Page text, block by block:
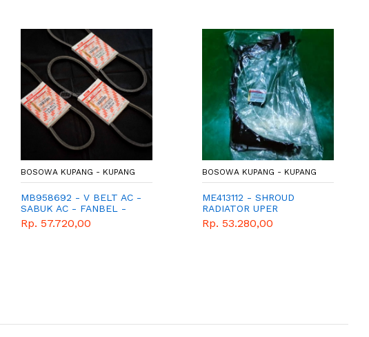
BOSOWA KUPANG - KUPANG
MB958692 - V BELT AC -
SABUK AC - FANBEL -
SPAREPART - MITSUBISHI
- PAJERO - TRITON
Rp. 57.720,00
BOSOWA KUPANG - KUPANG
ME413112 - SHROUD
RADIATOR UPER
Rp. 53.280,00